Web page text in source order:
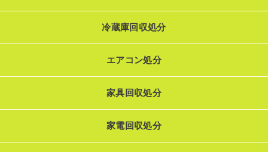
冷蔵庫回収処分
エアコン処分
家具回収処分
家電回収処分